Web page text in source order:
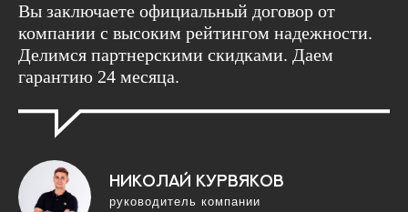
Вы заключаете официальный договор от
компании с высоким рейтингом надежности.
Делимся партнерскими скидками. Даем
гарантию 24 месяца.
Николай Курвяков
руководитель компании